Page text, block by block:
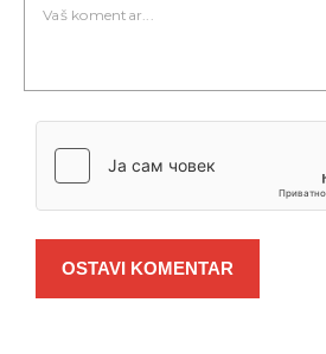
OSTAVI KOMENTAR